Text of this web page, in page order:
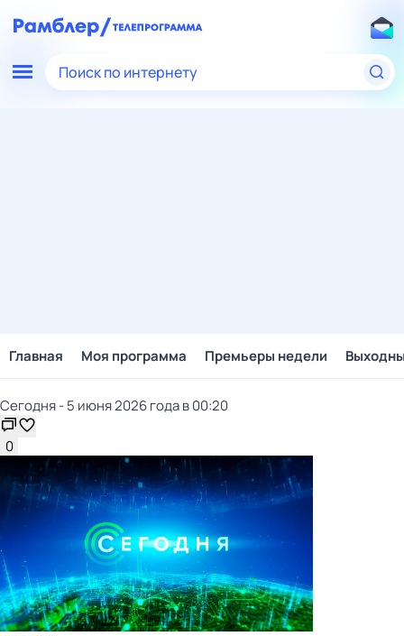
Поиск по интернету
Главная Моя программа Премьеры недели
Сегодня - 5 июня 2026 года в 00:20
0